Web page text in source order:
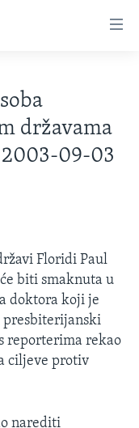
državama
09-03
Floridi Paul
biti smaknuta u
doktora koji je
presbiterijanski
reporterima rekao
ciljeve protiv
narediti